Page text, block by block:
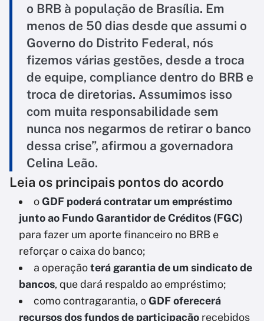
o BRB à população de Brasília. Em
menos de 50 dias desde que assumi o
Governo do Distrito Federal, nós
fizemos várias gestões, desde a troca
de equipe, compliance dentro do BRB e
troca de diretorias. Assumimos isso
com muita responsabilidade sem
nunca nos negarmos de retirar o banco
dessa crise”, afirmou a governadora
Celina Leão.
Leia os principais pontos do acordo
oGDF poderá contratar um empréstimo
junto ao Fundo Garantidor de Créditos (FGC)
para fazer um aporte financeiro no BRB e
reforçar o caixa do banco;
a operaçãoterá garantia de um sindicato de
bancos, que dará respaldo ao empréstimo;
como contragarantia, oGDF oferecerá
recursos dos fundos de participação recebidos